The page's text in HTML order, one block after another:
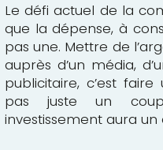
Le défi actuel de la
que la dépense, à
pas une. Mettre de
auprès d’un média,
publicitaire, c’est faire
pas juste un
investissement aura un